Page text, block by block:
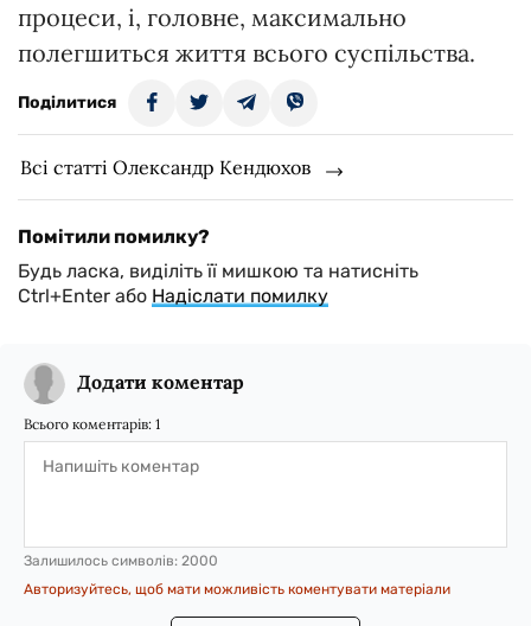
процеси, і, головне, максимально
полегшиться життя всього суспільства.
Поділитися
Всі статті Олександр Кендюхов
Помітили помилку?
Будь ласка, виділіть її мишкою та натисніть
Ctrl+Enter або Надіслати помилку
Додати коментар
Всього коментарів: 1
Залишилось символів: 2000
Авторизуйтесь, щоб мати можливість коментувати матеріали